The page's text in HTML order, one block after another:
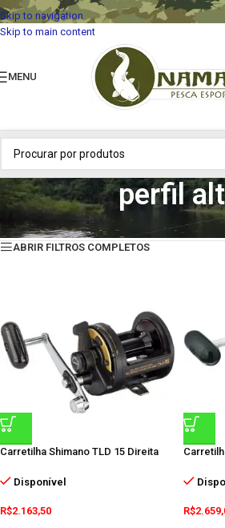
Skip to navigation
Skip to main content
MENU
perfil
ABRIR FILTROS COMPLETOS
Carretilha Shimano TLD 15 Direita
Disponível
R$2.163,50 R$